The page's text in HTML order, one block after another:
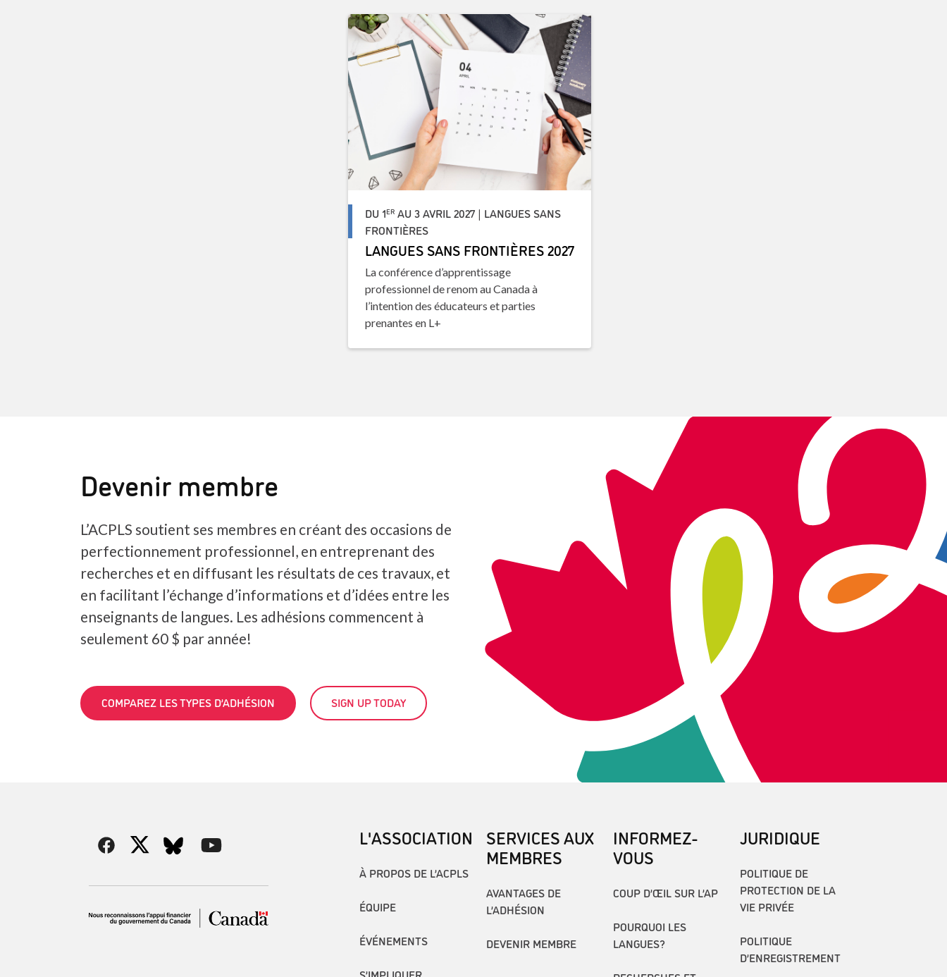
DU 1ER AU 3 AVRIL 2027 | LANGUES SANS
FRONTIÈRES
LANGUES SANS FRONTIÈRES 2027
La conférence d’apprentissage
professionnel de renom au Canada à
l’intention des éducateurs et parties
prenantes en L+
Devenir membre
L’ACPLS soutient ses membres en créant des occasions de
perfectionnement professionnel, en entreprenant des
recherches et en diffusant les résultats de ces travaux, et
en facilitant l’échange d’informations et d’idées entre les
enseignants de langues. Les adhésions commencent à
seulement 60 $ par année!
COMPAREZ LES TYPES D’ADHÉSION SIGN UP TODAY
L'ASSOCIATION
À PROPOS DE L’ACPLS
ÉQUIPE
ÉVÉNEMENTS
S’IMPLIQUER
SERVICES AUX
MEMBRES
AVANTAGES DE
L’ADHÉSION
DEVENIR MEMBRE
INFORMEZ-
VOUS
COUP D’ŒIL SUR L’AP
POURQUOI LES
LANGUES?
JURIDIQUE
POLITIQUE DE
PROTECTION DE LA
VIE PRIVÉE
POLITIQUE
D’ENREGISTREMENT